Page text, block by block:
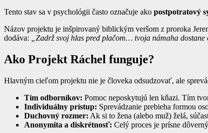
Tento stav sa v psychológii často označuje ako postpotratový
Názov projektu je inšpirovaný biblickým veršom z proroka
dodáva:
„Zadrž svoj hlas pred plačom… tvoja námaha dostane
Ako Projekt Ráchel funguje?
Hlavným cieľom projektu nie je človeka odsudzovať, ale
Tím odborníkov: Pomoc neposkytujú len kňazi. Tím
Individuálny prístup: Sprevádzanie prebieha formou
Duchovný rozmer: Ak si to žena (alebo muž) želá,
Anonymita a diskrétnosť: Celý proces je prísne